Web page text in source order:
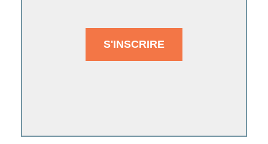
S'INSCRIRE